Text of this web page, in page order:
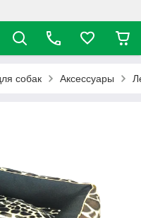
собак Аксессуары